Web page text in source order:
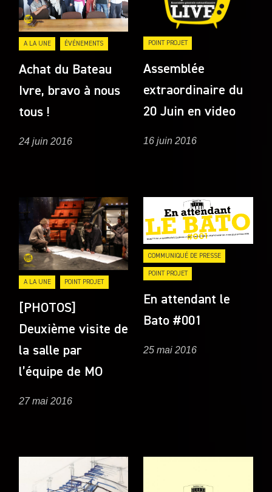
A LA UNE ÉVÉNEMENTS
Achat du Bateau
Ivre, bravo à nous
tous !
24 juin 2016
POINT PROJET
Assemblée
extraordinaire du
20 Juin en video
16 juin 2016
A LA UNE POINT PROJET
[PHOTOS]
Deuxième visite de
la salle par
l’équipe de MO
27 mai 2016
COMMUNIQUÉ DE PRESSE
POINT PROJET
En attendant le
Bato #001
25 mai 2016